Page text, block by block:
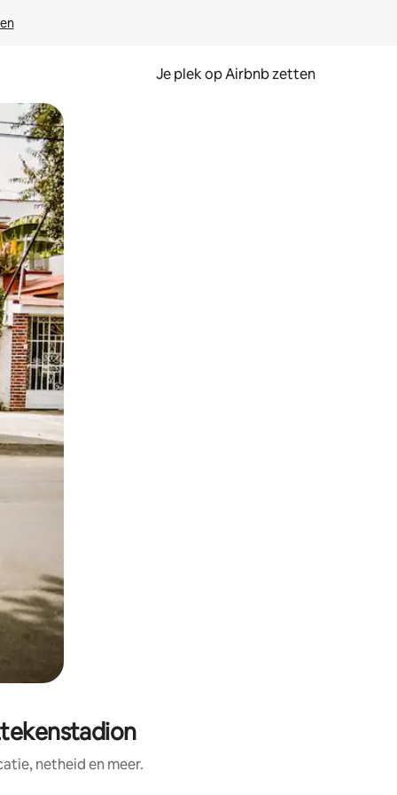
Je plek op Airbnb zetten
of swipen.
netheid en meer.